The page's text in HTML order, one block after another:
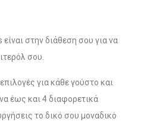
στην διάθεση σου για να
σου.
για κάθε γούστο και
έως και 4 διαφορετικά
το δικό σου μοναδικό